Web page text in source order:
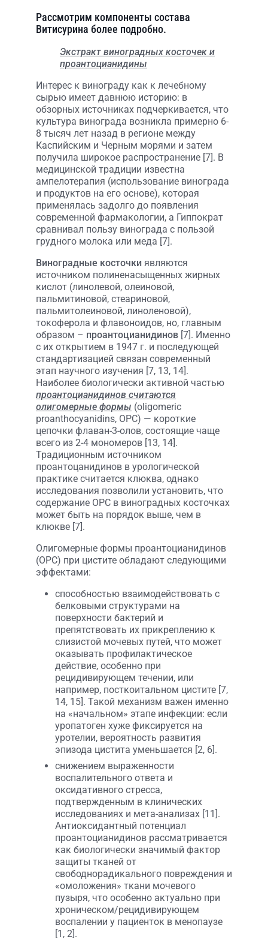
Рассмотрим компоненты состава
Витисурина более подробно.
Экстракт виноградных косточек и
проантоцианидины
Интерес к винограду как к лечебному
сырью имеет давнюю историю: в
обзорных источниках подчеркивается, что
культура винограда возникла примерно 6-
8 тысяч лет назад в регионе между
Каспийским и Черным морями и затем
получила широкое распространение [7]. В
медицинской традиции известна
ампелотерапия (использование винограда
и продуктов на его основе), которая
применялась задолго до появления
современной фармакологии, а Гиппократ
сравнивал пользу винограда с пользой
грудного молока или меда [7].
Виноградные косточки являются
источником полиненасыщенных жирных
кислот (линолевой, олеиновой,
пальмитиновой, стеариновой,
пальмитолеиновой, линоленовой),
токоферола и флавоноидов, но, главным
образом – проантоцианидинов [7]. Именно
с их открытием в 1947 г. и последующей
стандартизацией связан современный
этап научного изучения [7, 13, 14].
Наиболее биологически активной частью
проантоцианидинов считаются
олигомерные формы (oligomeric
proanthocyanidins, OPC) — короткие
цепочки флаван-3-олов, состоящие чаще
всего из 2-4 мономеров [13, 14].
Традиционным источником
проантоцанидинов в урологической
практике считается клюква, однако
исследования позволили установить, что
содержание OPC в виноградных косточках
может быть на порядок выше, чем в
клюкве [7].
Олигомерные формы проантоцианидинов
(OPC) при цистите обладают следующими
эффектами:
способностью взаимодействовать с
белковыми структурами на
поверхности бактерий и
препятствовать их прикреплению к
слизистой мочевых путей, что может
оказывать профилактическое
действие, особенно при
рецидивирующем течении, или
например, посткоитальном цистите [7,
14, 15]. Такой механизм важен именно
на «начальном» этапе инфекции: если
уропатоген хуже фиксируется на
уротелии, вероятность развития
эпизода цистита уменьшается [2, 6].
снижением выраженности
воспалительного ответа и
оксидативного стресса,
подтвержденным в клинических
исследованиях и мета-анализах [11].
Антиоксидантный потенциал
проантоцианидинов рассматривается
как биологически значимый фактор
защиты тканей от
свободнорадикального повреждения и
«омоложения» ткани мочевого
пузыря, что особенно актуально при
хроническом/рецидивирующем
воспалении у пациенток в менопаузе
[1, 2].